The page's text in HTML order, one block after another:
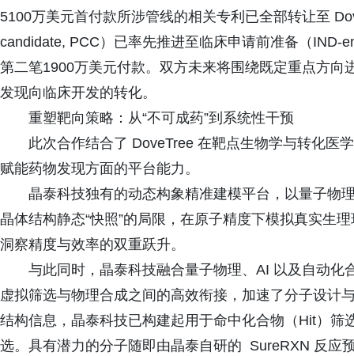
5100万美元首付款所涉管线的相关专利已全部转让至
candidate, PCC）已率先推进至临床申请前准备（IND-
第二笔1900万美元付款。双方未来将围绕既定重点方
发现向临床开发的转化。
重塑靶向策略：从“不可成药”到系统性干预
此次合作结合了 DoveTree 在靶点生物学与转化医
赋能药物发现方面的平台能力。
晶泰科技独有的动态构象精准建模平台，以量子物
晶体结构静态“快照”的局限，在原子精度下模拟真实生
洞察精度与效率的双重跃升。
与此同时，晶泰科技融合量子物理、AI 以及自动
虚拟筛选与物理合成之间的高效衔接，加速了分子设计
结构信息，晶泰科技已构建起用于命中化合物（Hit）
选。具有潜力的分子随即由晶泰自研的 SureRXN 反应